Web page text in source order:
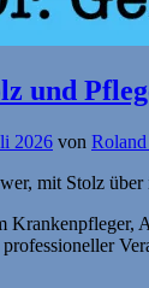
und
2026 von
mit Stolz